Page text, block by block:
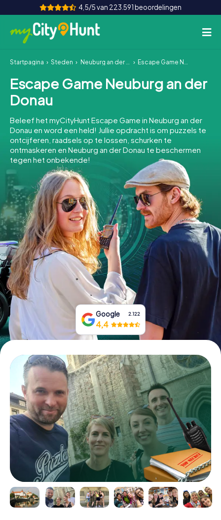
4,5/5 van 223.591 beoordelingen
Hoe het werkt
Steden
Teamevenement
Tickets
INT AT CH
DE
ES
FR UK
IE
IT
NL
Boek tickets
Koop cadeaubonnen
Startpagina Steden Neuburg an der Donau Escape Game Neuburg an der Donau
Escape Game Neuburg an der
Donau
Beleef het myCityHunt Escape Game in Neuburg an der
Donau en word een held! Jullie opdracht is om puzzels te
ontcijferen, raadsels op te lossen, schurken te
ontmaskeren en Neuburg an der Donau te beschermen
tegen het onbekende!
Google 2.122
4,4